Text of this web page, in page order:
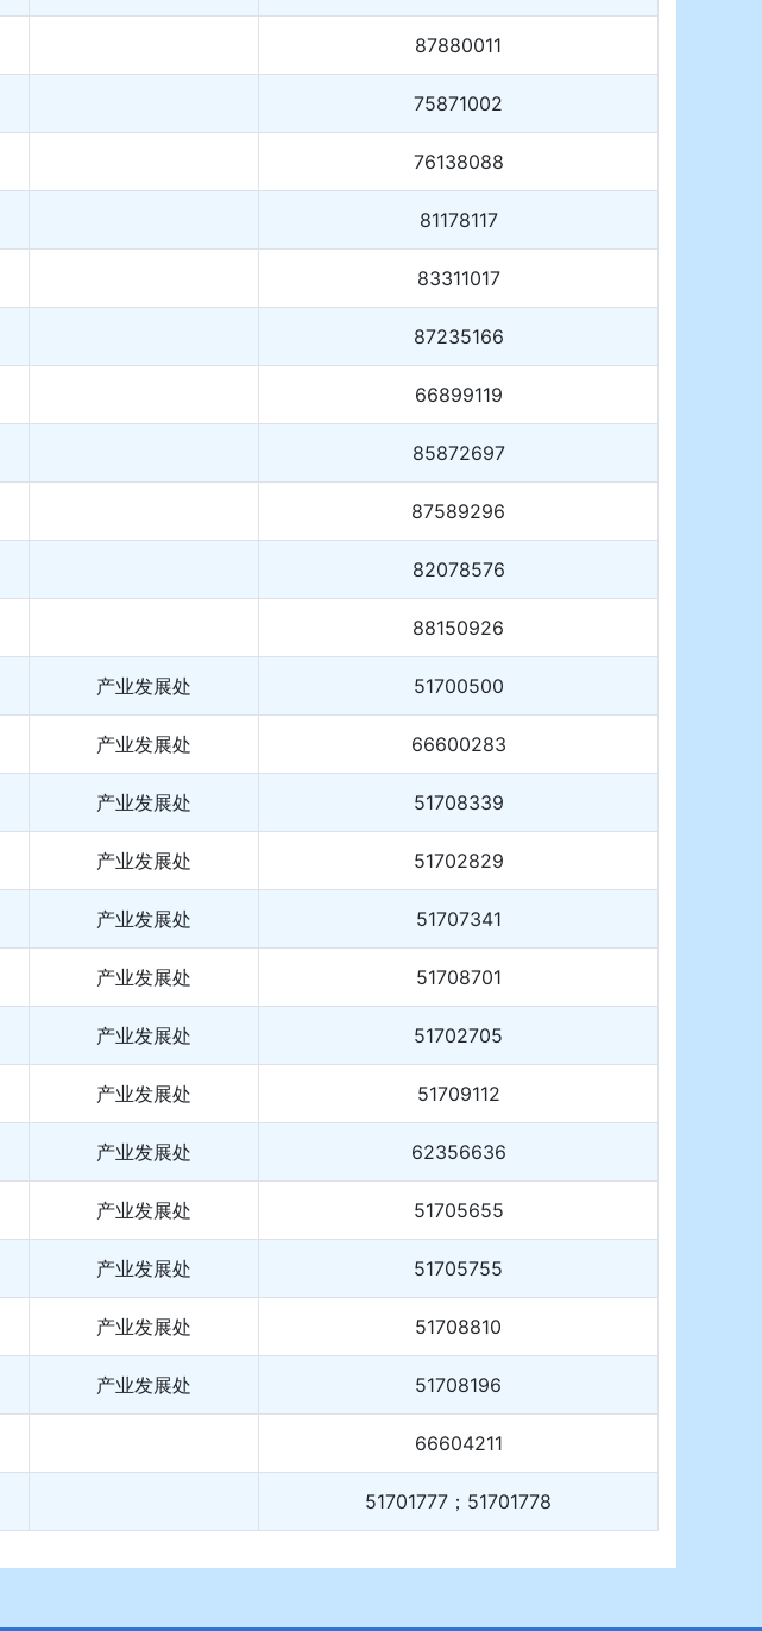
87880011
75871002
76138088
81178117
83311017
87235166
66899119
85872697
87589296
82078576
88150926
产业发展处 51700500
产业发展处 66600283
产业发展处 51708339
产业发展处 51702829
产业发展处 51707341
产业发展处 51708701
产业发展处 51702705
产业发展处 51709112
产业发展处 62356636
产业发展处 51705655
产业发展处 51705755
产业发展处 51708810
产业发展处 51708196
66604211
51701777；51701778